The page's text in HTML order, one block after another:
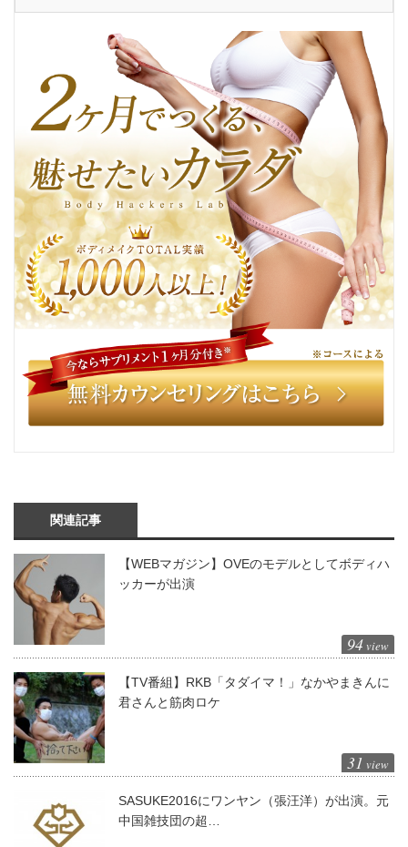
関連記事
【WEBマガジン】OVEのモデルとしてボディハ
ッカーが出演
94 view
【TV番組】RKB「タダイマ！」なかやまきんに
君さんと筋肉ロケ
31 view
SASUKE2016にワンヤン（張汪洋）が出演。元
中国雑技団の超…